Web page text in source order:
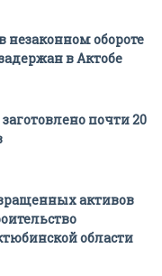
обороте
в Актобе
почти 20
активов
области